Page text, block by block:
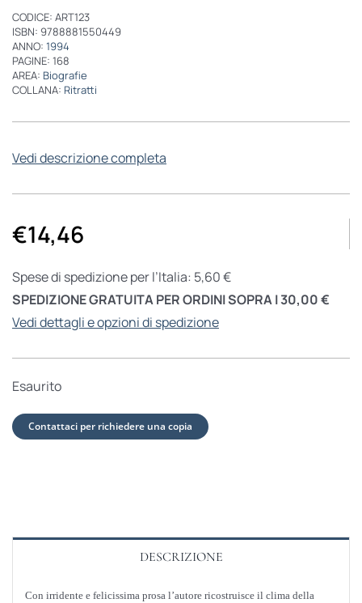
CODICE: ART123
ISBN: 9788881550449
ANNO: 1994
PAGINE: 168
AREA: Biografie
COLLANA: Ritratti
Vedi descrizione completa
€14,46
Spese di spedizione per l’Italia: 5,60 €
SPEDIZIONE GRATUITA PER ORDINI SOPRA I 30,00 €
Vedi dettagli e opzioni di spedizione
Esaurito
Contattaci per richiedere una copia
DESCRIZIONE
Con irridente e felicissima prosa l’autore ricostruisce il clima della